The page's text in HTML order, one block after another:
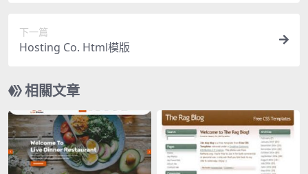
下一篇
Hosting Co. Html模版
相關文章